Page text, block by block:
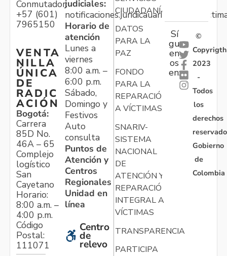
Conmutador:
+57 (601)
7965150
VENTA
NILLA
ÚNICA
DE
RADIC
ACIÓN
Bogotá:
Carrera
85D No.
46A – 65
Complejo
logístico
San
Cayetano
Horario:
8:00 a.m. –
4:00 p.m.
Código
Postal:
111071
judiciales:
Horario de
atención
Lunes a
viernes
8:00 a.m. –
6:00 p.m.
Sábado,
Domingo y
Festivos
Auto
consulta
Puntos de
Atención y
Centros
Regionales
Unidad en
línea
Centro
de
relevo
CIUDADANÍA
DATOS
PARA LA
PAZ
FONDO
PARA LA
REPARACIÓN
A VÍCTIMAS
SNARIV-
SISTEMA
NACIONAL
DE
ATENCIÓN Y
REPARACIÓN
INTEGRAL A
VÍCTIMAS
TRANSPARENCIA
PARTICIPA
Sí
gu
en
os
en:
©
Copyrigth
2023
-
Todos
los
derechos
Gobierno
de
Colombia